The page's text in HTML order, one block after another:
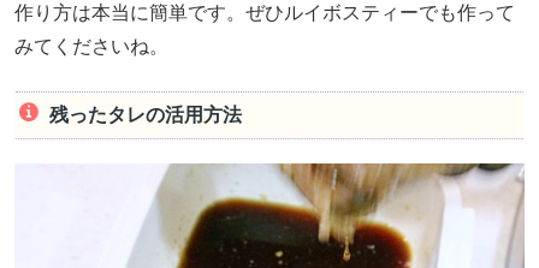
作り方は本当に簡単です。ぜひルイボスティーでも作って
みてくださいね。
残ったタレの活用方法